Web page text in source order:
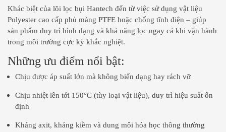
Khác biệt của lõi lọc bụi Hantech đến từ việc sử dụng vật liệu
Polyester cao cấp phủ màng PTFE hoặc chống tĩnh điện – giúp
sản phẩm duy trì hình dạng và khả năng lọc ngay cả khi vận hành
trong môi trường cực kỳ khắc nghiệt.
Những ưu điểm nổi bật:
Chịu được áp suất lớn mà không biến dạng hay rách vỡ
Chịu nhiệt lên tới 150°C (tùy loại vật liệu), duy trì hiệu suất ổn
định
Kháng axit, kháng kiềm và dung môi hóa học thông thường